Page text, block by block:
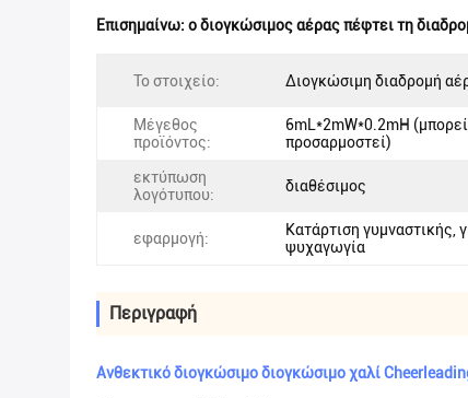
Επισημαίνω: ο διογκώσιμος αέρας πέφτει τη
Το στοιχείο: Διογκώσιμη διαδρομή
Μέγεθος
προϊόντος:
6mL*2mW*0.2mH
προσαρμοστεί)
εκτύπωση
λογότυπου:
διαθέσιμος
εφαρμογή:
Κατάρτιση γυμναστικής,
ψυχαγωγία
Περιγραφή
Ανθεκτικό διογκώσιμο διογκώσιμο χαλί